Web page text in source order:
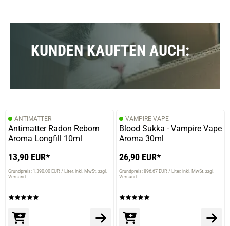
KUNDEN KAUFTEN AUCH:
ANTIMATTER
Antimatter Radon Reborn
Aroma Longfill 10ml
13,90 EUR*
Grundpreis: 1.390,00 EUR / Liter inkl. MwSt. zzgl.
Versand
VAMPIRE VAPE
Blood Sukka - Vampire Vape
Aroma 30ml
26,90 EUR*
Grundpreis: 896,67 EUR / Liter inkl. MwSt. zzgl.
Versand